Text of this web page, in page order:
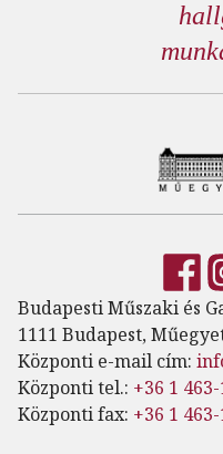
Budapesti Műszaki és
1111 Budapest,
Központi e-mail cím:
Központi tel.: +36 1
Központi fax: +36 1